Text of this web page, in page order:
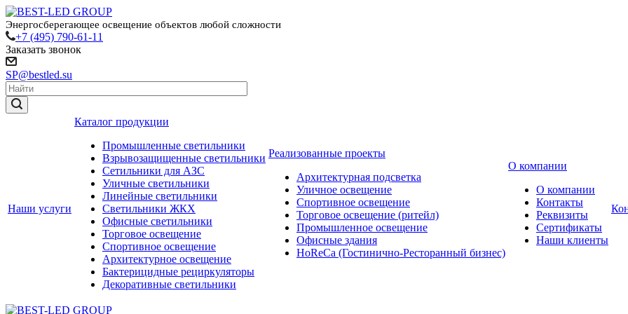
Энергосберегающее освещение объектов любой сложности
+7 (495) 790-61-11
Заказать звонок
SP@bestled.su
Наши услуги
Каталог продукции
Промышленные светильники
Взрывозащищенные светильники
Сетильники для АЗС
Уличные светильники
Линейные светильники
Светильники ЖКХ
Офисные светильники
Торговое освещение
Спортивное освещение
Архитектурное освещение
Бактерицидные рециркуляторы
Декоративные светильники
Реализованные проекты
Архитектурная подсветка
Уличное освещение
Спортивное освещение
Торговое освещение (ритейл)
Промышленное освещение
Офисные здания
HoReCa (Гостинично-Ресторанный бизнес)
О компании
О компании
Контакты
Реквизиты
Сертификаты
Наши клиенты